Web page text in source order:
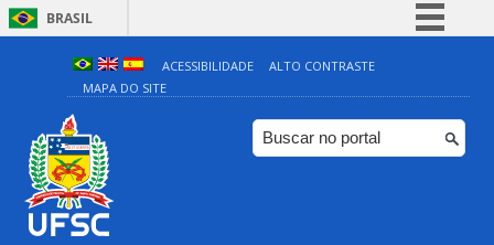
BRASIL
Simplifique!
Comunica BR
Participe
ACESSIBILIDADE
ALTO CONTRASTE
MAPA DO SITE